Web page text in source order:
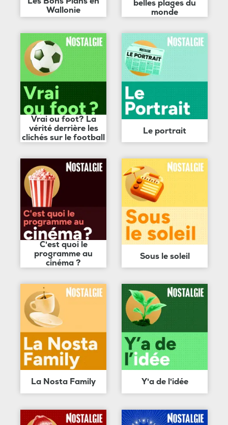
Wallonie
belles plages du
monde
Vrai ou foot? La
vérité derrière les
clichés sur le football
Le portrait
C'est quoi le
programme au
cinéma ?
Sous le soleil
La Nosta Family Y'a de l'idée